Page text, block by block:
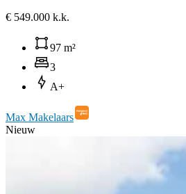
€ 549.000 k.k.
97 m²
3
A+
Max Makelaars
Nieuw